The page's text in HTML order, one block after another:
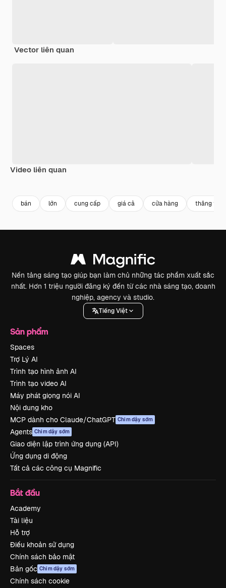
Vector liên quan
Video liên quan
bán lớn cung cấp giá cả cửa hàng thăng tiến
Nền tảng sáng tạo giúp bạn làm chủ những tác phẩm xuất sắc
nhất. Hơn 1 triệu người đăng ký đến từ các nhà sáng tạo, doanh
nghiệp, agency và studio.
Tiếng Việt
Sản phẩm
Spaces
Trợ Lý AI
Trình tạo hình ảnh AI
Trình tạo video AI
Máy phát giọng nói AI
Nội dung kho
MCP dành cho Claude/ChatGPT Chim dậy sớm
Agents Chim dậy sớm
Giao diện lập trình ứng dụng (API)
Ứng dụng di động
Tất cả các công cụ Magnific
Bắt đầu
Academy
Tài liệu
Hỗ trợ
Điều khoản sử dụng
Chính sách bảo mật
Bản gốc Chim dậy sớm
Chính sách cookie